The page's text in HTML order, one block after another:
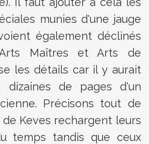
munies d'une jauge
également déclinés
Maîtres et Arts de
les détails car il y aurait
de pages d'un
Précisons tout de
Keves rechargent leurs
temps tandis que ceux